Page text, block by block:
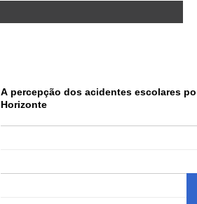
A percepção dos acidentes escolares
Horizonte